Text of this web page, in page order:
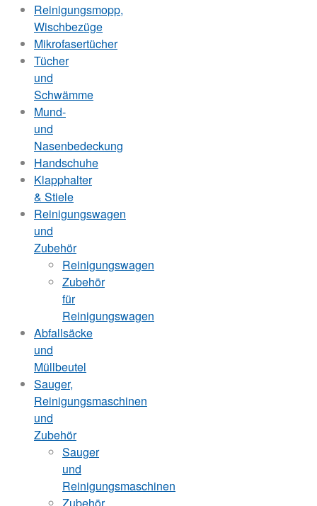
Reinigungsmopp,
Wischbezüge
Mikrofasertücher
Tücher
und
Schwämme
Mund-
und
Nasenbedeckung
Handschuhe
Klapphalter
& Stiele
Reinigungswagen
und
Zubehör
Reinigungswagen
Zubehör
für
Reinigungswagen
Abfallsäcke
und
Müllbeutel
Sauger,
Reinigungsmaschinen
und
Zubehör
Sauger
und
Reinigungsmaschinen